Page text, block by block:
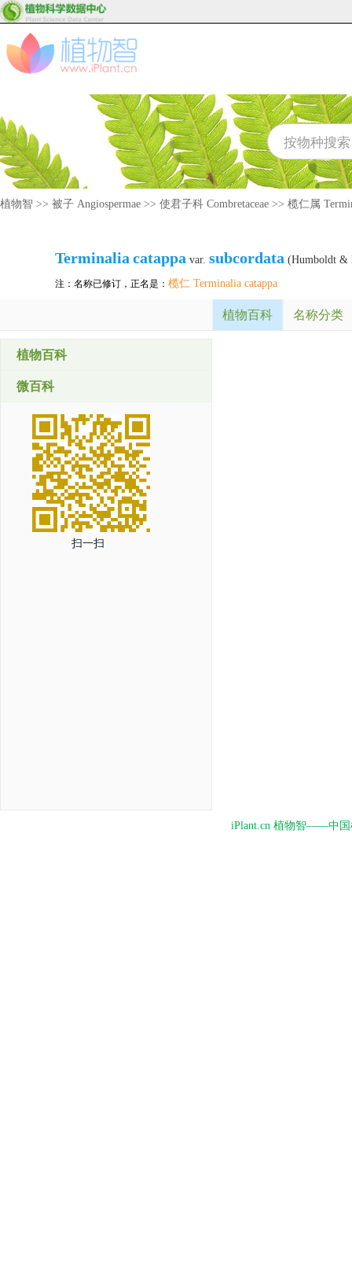
植物智 >> 被子 Angiospermae >> 使君子科 Combretaceae >> 榄仁属
Terminalia catappa var. subcordata (Humboldt &
注：名称已修订，正名是： 榄仁 Terminalia catappa
植物百科 名称分类
植物百科
微百科
扫一扫
iPlant.cn 植物智——中国